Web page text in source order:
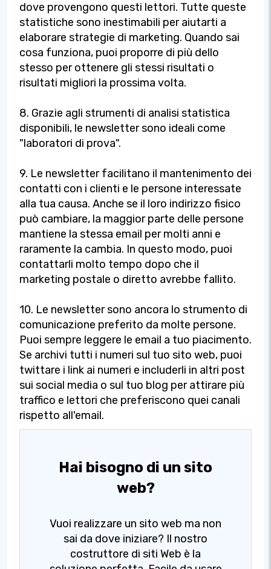
dove provengono questi lettori. Tutte queste
statistiche sono inestimabili per aiutarti a
elaborare strategie di marketing. Quando sai
cosa funziona, puoi proporre di più dello
stesso per ottenere gli stessi risultati o
risultati migliori la prossima volta.
8. Grazie agli strumenti di analisi statistica
disponibili, le newsletter sono ideali come
"laboratori di prova".
9. Le newsletter facilitano il mantenimento dei
contatti con i clienti e le persone interessate
alla tua causa. Anche se il loro indirizzo fisico
può cambiare, la maggior parte delle persone
mantiene la stessa email per molti anni e
raramente la cambia. In questo modo, puoi
contattarli molto tempo dopo che il
marketing postale o diretto avrebbe fallito.
10. Le newsletter sono ancora lo strumento di
comunicazione preferito da molte persone.
Puoi sempre leggere le email a tuo piacimento.
Se archivi tutti i numeri sul tuo sito web, puoi
twittare i link ai numeri e includerli in altri post
sui social media o sul tuo blog per attirare più
traffico e lettori che preferiscono quei canali
rispetto all'email.
Hai bisogno di un sito
web?
Vuoi realizzare un sito web ma non
sai da dove iniziare? Il nostro
costruttore di siti Web è la